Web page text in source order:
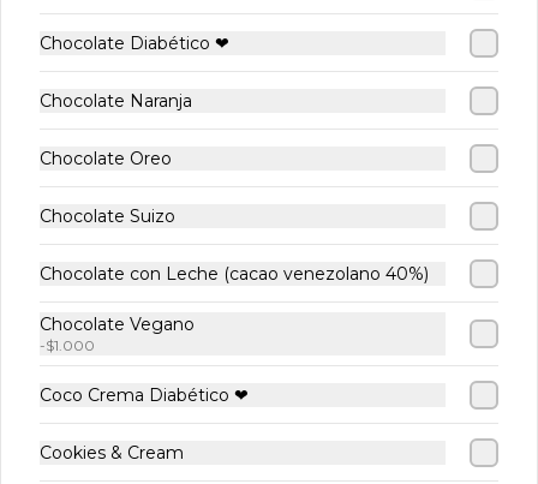
-12%
$8.500
-18%
MIX
$8.900
$10.900
CRÊPES ARTESANALES
Chocolate Diabético ❤
Chocolate Naranja
Chocolate Oreo
Chocolate Suizo
Chocolate con Leche (cacao venezolano 40%)
Chocolate Vegano
-$1.000
Coco Crema Diabético ❤
Cookies & Cream